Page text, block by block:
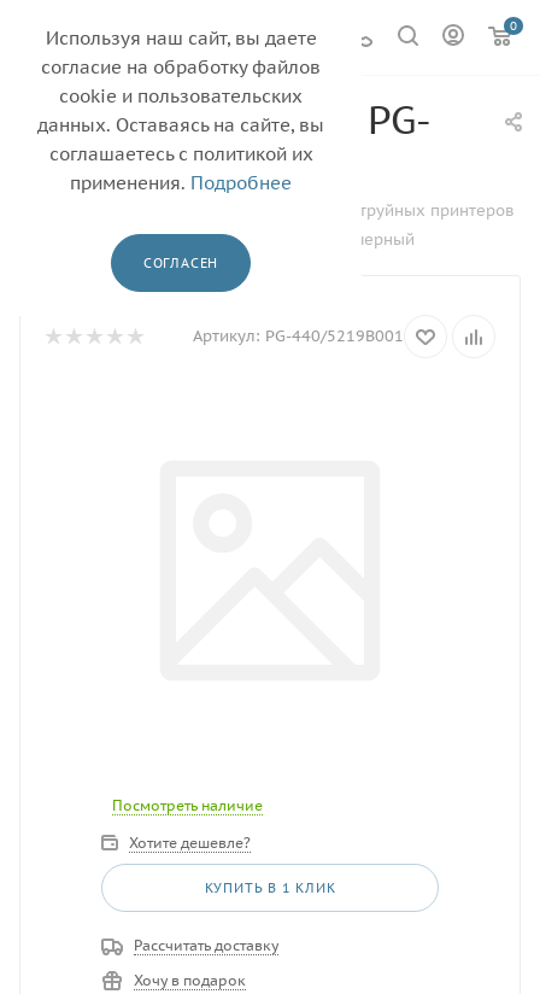
0
Картридж CANON PG-
440 черный
Картриджи для струйных принтеров
— Картридж CANON PG-440 черный
Артикул: PG-440/5219B001
Посмотреть наличие
Хотите дешевле?
КУПИТЬ В 1 КЛИК
Рассчитать доставку
Хочу в подарок
Используя наш сайт, вы даете
согласие на обработку файлов
cookie и пользовательских
данных. Оставаясь на сайте, вы
соглашаетесь с политикой их
применения. Подробнее
СОГЛАСЕН